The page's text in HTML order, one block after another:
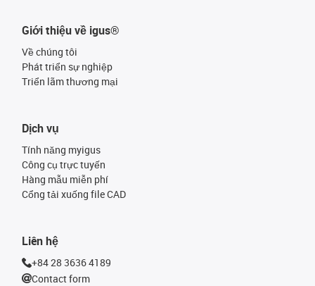
Giới thiệu về igus®
Về chúng tôi
Phát triển sự nghiệp
Triển lãm thương mại
Dịch vụ
Tính năng myigus
Công cụ trực tuyến
Hàng mẫu miễn phí
Cổng tải xuống file CAD
Liên hệ
+84 28 3636 4189
Contact form